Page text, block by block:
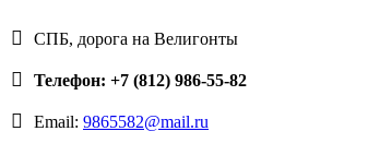
СПБ, дорога на Велигонты
Телефон: +7 (812) 986-55-82
Email: 9865582@mail.ru